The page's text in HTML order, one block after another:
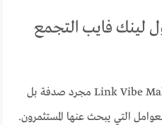
لينك فايب التجمع
لم يكن نجاح مول Link Vibe Mall New Cairo مجرد صدفة بل
التي يبحث عنها المستثمرون.